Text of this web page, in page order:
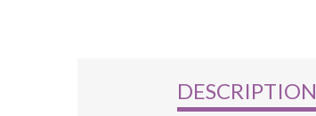
DESCRIPTION